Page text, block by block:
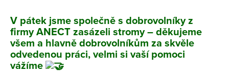
V pátek jsme společně s dobrovolníky z
firmy ANECT zasázeli stromy – děkujeme
všem a hlavně dobrovolníkům za skvěle
odvedenou práci, velmi si vaší pomoci
vážíme